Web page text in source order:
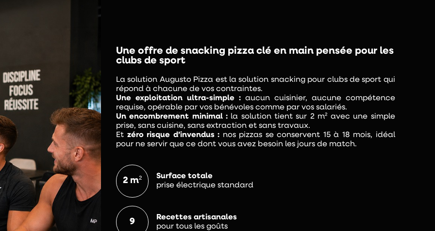
Une offre de snacking pizza clé en main pensée pour les
clubs de sport
La solution Augusto Pizza est la solution snacking pour clubs de sport qui
répond à chacune de vos contraintes.
Une exploitation ultra-simple :aucun cuisinier, aucune compétence
requise, opérable par vos bénévoles comme par vos salariés.
Un encombrement minimal :la solution tient sur 2 m² avec une simple
prise, sans cuisine, sans extraction et sans travaux.
Et zéro risque d’invendus : nos pizzas se conservent 15 à 18 mois, idéal
pour ne servir que ce dont vous avez besoin les jours de match.
2 m2
Surface totale
prise électrique standard
9
Recettes artisanales
pour tous les goûts